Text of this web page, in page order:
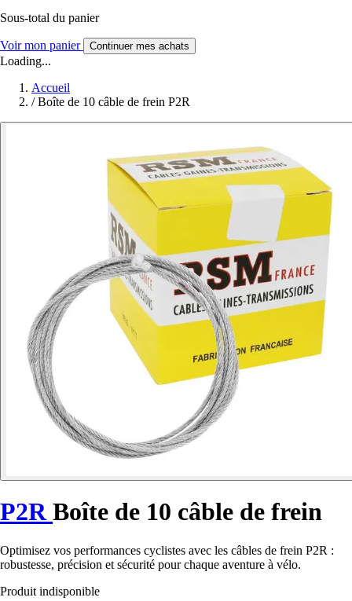
Sous-total du panier
Voir mon panier Continuer mes achats
Loading...
Accueil
/ Boîte de 10 câble de frein P2R
P2RBoîte de 10 câble de frein
Optimisez vos performances cyclistes avec les câbles de frein P2R :
robustesse, précision et sécurité pour chaque aventure à vélo.
Produit indisponible